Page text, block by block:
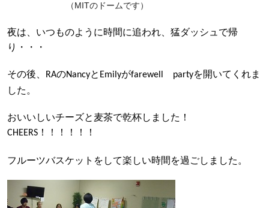
（MITのドームです）
夜は、いつものように時間に追われ、猛ダッシュで帰
り・・・
その後、 RAのNancyと Emilyがfarewell partyを開いてくれま
した。
おいいしいチーズと麦茶で乾杯しました！
CHEERS ！！！！！！
フルーツバスケットをして楽しい時間を過ごしました。